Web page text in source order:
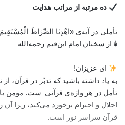
ده مرتبه از مراتب هدایت
تأملی در آیه‌ی «اهْدِنَا الصِّرَاطَ
🕯 از سخنان امام ابن‌قیم رحمه‌الله
ای عزیزان!
به یاد داشته باشید که تدبّر در قرآن، از
تأمل در هر واژه‌ی قرآنی است. مؤمن با
اجلال و احترام برخورد می‌کند، زیرا
قرآن سراسر نور است.